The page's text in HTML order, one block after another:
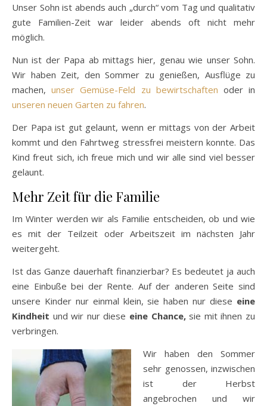
Unser Sohn ist abends auch „durch“ vom Tag und qualitativ
gute Familien-Zeit war leider abends oft nicht mehr
möglich.
Nun ist der Papa ab mittags hier, genau wie unser Sohn.
Wir haben Zeit, den Sommer zu genießen, Ausflüge zu
machen,unser Gemüse-Feld zu bewirtschaften oder in
unseren neuen Garten zu fahren.
Der Papa ist gut gelaunt, wenn er mittags von der Arbeit
kommt und den Fahrtweg stressfrei meistern konnte. Das
Kind freut sich, ich freue mich und wir alle sind viel besser
gelaunt.
Mehr Zeit für die Familie
Im Winter werden wir als Familie entscheiden, ob und wie
es mit der Teilzeit oder Arbeitszeit im nächsten Jahr
weitergeht.
Ist das Ganze dauerhaft finanzierbar? Es bedeutet ja auch
eine Einbuße bei der Rente. Auf der anderen Seite sind
unsere Kinder nur einmal klein, sie haben nur diese eine
Kindheit und wir nur diese eine Chance,sie mit ihnen zu
verbringen.
Wir haben den Sommer
sehr genossen, inzwischen
ist der Herbst
angebrochen und wir